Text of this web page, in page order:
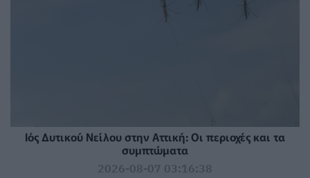
Ιός Δυτικού Νείλου στην Αττική: Οι περιοχές και τα
συμπτώματα
2026-08-07 03:16:38